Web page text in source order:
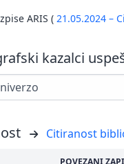
ARIS ( 21.05.2024 –
kazalci
Citiranost
POVEZANI